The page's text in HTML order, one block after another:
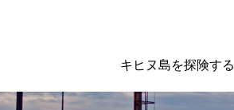
キヒヌ島を探険する